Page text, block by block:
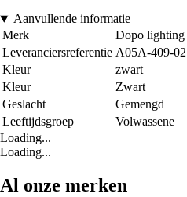
Aanvullende informatie
Merk
Dopo lighting
Leveranciersreferentie A05A-409-02
Kleur
zwart
Kleur
Zwart
Geslacht
Gemengd
Leeftijdsgroep
Volwassene
Loading...
Loading...
Al onze merken